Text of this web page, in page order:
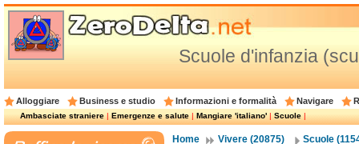
Scuole d'infanzia
Alloggiare Business e studio Informazioni e formalità Navigare
Ambasciate straniere|Emergenze e salute|Mangiare 'italiano'|Scuole|
Home Vivere (20875) Scuole